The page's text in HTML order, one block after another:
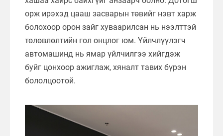
орж ирэхэд цааш засварын төвийг нэвт харж
болохоор орон зайг хуваарилсан нь нээлттэй
төлөвлөлтийн гол онцлог юм. Үйлчлүүлэгч
автомашинд нь ямар үйлчилгээ хийгдэж
буйг цонхоор ажиглаж, хяналт тавих бүрэн
бололцоотой.